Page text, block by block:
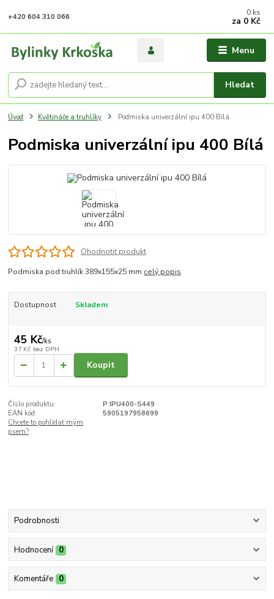
Menu
Hledat
+420 604 310 066 0 ks
za 0 Kč
Úvod Květináče a truhlíky Podmiska univerzální ipu 400 Bílá
Podmiska univerzální ipu 400 Bílá
Ohodnotit produkt
Podmiska pod truhlík 389x155x25 mm celý popis
Dostupnost Skladem
45 Kč/ks
37 Kč bez DPH
Koupit
Číslo produktu:
P IPU400-S449
EAN kód:
5905197958699
Chcete to pohlídat mým
psem?
Podrobnosti
Hodnocení 0
Komentáře 0